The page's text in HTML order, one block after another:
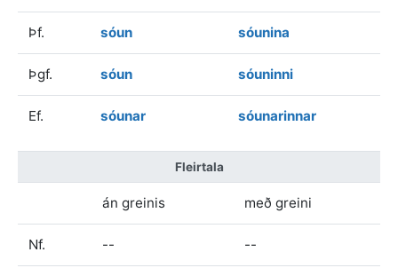
Þf. sóun sóunina
Þgf. sóun sóuninni
Ef. sóunar sóunarinnar
Fleirtala
án greinis með greini
Nf. -- --